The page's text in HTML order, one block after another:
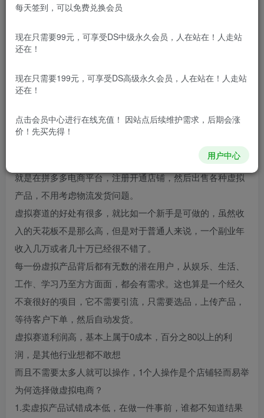
项目介绍
虚拟电商 顾名思义在各大平台售卖虚拟产品，也是目前为数
就是在拼多多电商平台，注册开通店铺，然后出售各种虚拟
产品，不用考虑物流发货问题。
虚拟赛道的好处有很多，就比如一个新手是可做的，虽然收
入的天花板不是那么高，但是对于普通人来说，一个副业年
收入几万或者几十万已经很不错了。
每一份虚拟产品背后都有无数的潜在用户，从娱乐、生活、
工作、学习乃至方方面面，都会有需求。这也算是一个经久
不衰很好的项目，它不需要引流，只需要选品，上传产品，
等待客户下单，然后自动发货。
虚拟赛道利润高，基本上属于0成本，百分之80以上的利
润，是其他行业想都不敢想
而且不需要太多人就可以操作，1个人操作是个店铺轻而易举
为何选择做虚拟电商？
1.卖虚拟产品试错成本低，在做一件事前，谁都不知道结果
每天签到，可以免费兑换会员
现在只需要99元，可享受DS中级永久会员，人在站在！人走站
还在！
现在只需要199元，可享受DS高级永久会员，人在站在！人走站
还在！
点击会员中心进行在线充值！ 因站点后续维护需求，后期会涨
价！先买先得！
用户中心